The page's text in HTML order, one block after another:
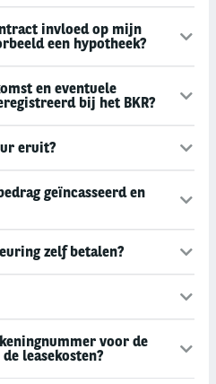
invloed op mijn
een hypotheek?
en eventuele
bij het BKR?
eruit?
geïncasseerd en
zelf betalen?
voor de
leasekosten?